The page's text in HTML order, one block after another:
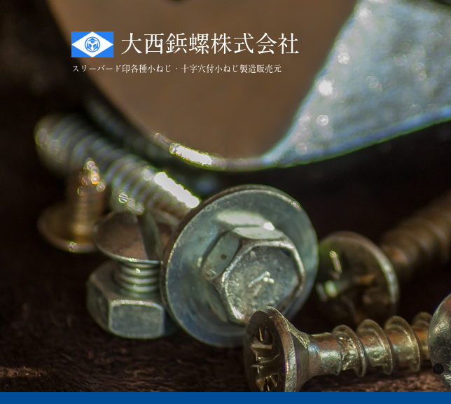
大西鋲螺株式会社
スリーバード印各種小ねじ・十字穴付小ねじ製造販売元